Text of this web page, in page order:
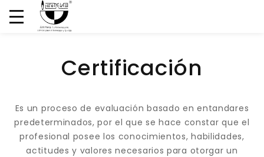
Certificación
Es un proceso de evaluación basado en entandares
predeterminados, por el que se hace constar que el
profesional posee los conocimientos, habilidades,
actitudes y valores necesarios para otorgar un